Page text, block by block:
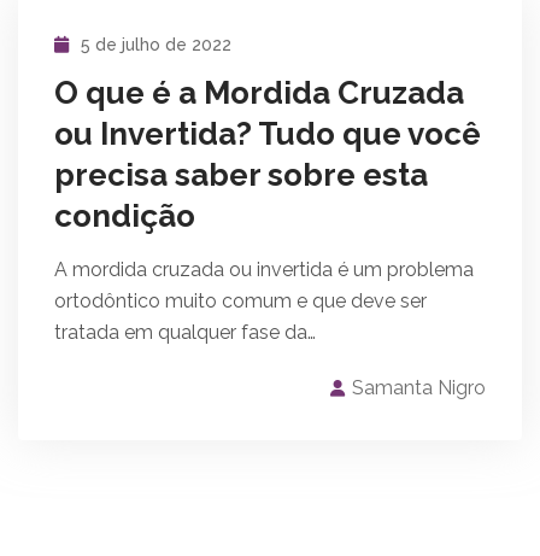
5 de julho de 2022
O que é a Mordida Cruzada
ou Invertida? Tudo que você
precisa saber sobre esta
condição
A mordida cruzada ou invertida é um problema
ortodôntico muito comum e que deve ser
tratada em qualquer fase da…
Samanta Nigro